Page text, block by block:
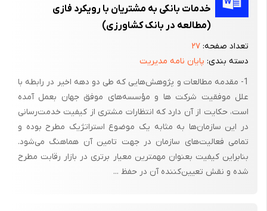
خدمات بانکی به مشتریان با رویکرد فازی
(مطالعه در بانک کشاورزی)
تعداد صفحه: ۲۷
دسته بندی: پایان نامه مدیریت
1- مقدمه مطالعات و پژوهش‌هایی که طی دو دهه اخیر در رابطه با
علل موفقیت شرکت‌ ها و مؤسسه‌های موفق جهان بعمل آمده
است، حکایت از آن دارد که انتظارات مشتری از کیفیت خدمت‌رسانی
در این سازمان‌ها به مثابه یک موضوع استراتژیک مطرح بوده و
تمامی فعالیت‌های سازمان در جهت تامین آن هماهنگ می‌شود.
بنابراین کیفیت بعنوان مهمترین معیار برتری در بازار رقابت مطرح
شده و نقش تعیین‌کننده آن در حفظ ...